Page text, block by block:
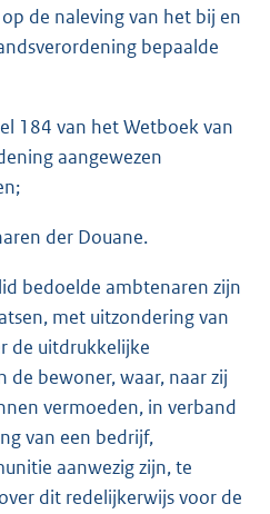
de naleving van het bij en
bepaalde
184 van het Wetboek van
aangewezen
der Douane.
bedoelde ambtenaren zijn
met uitzondering van
de uitdrukkelijke
de bewoner, waar, naar zij
vermoeden, in verband
van een bedrijf,
aanwezig zijn, te
dit redelijkerwijs voor de